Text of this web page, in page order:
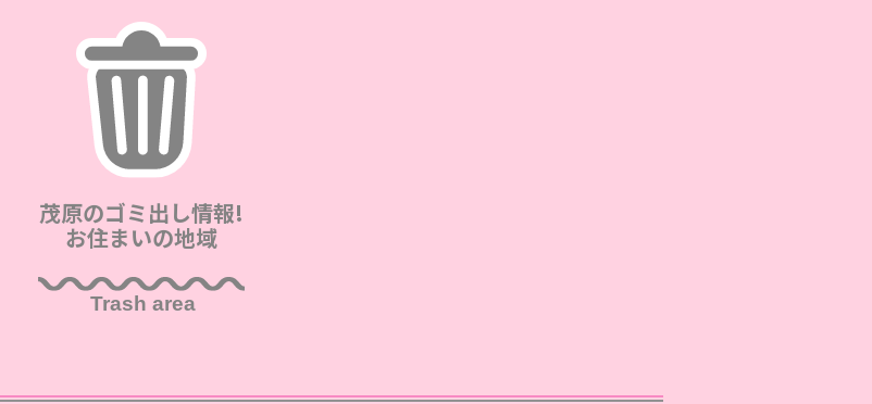
茂原のゴミ出し情報!
お住まいの地域